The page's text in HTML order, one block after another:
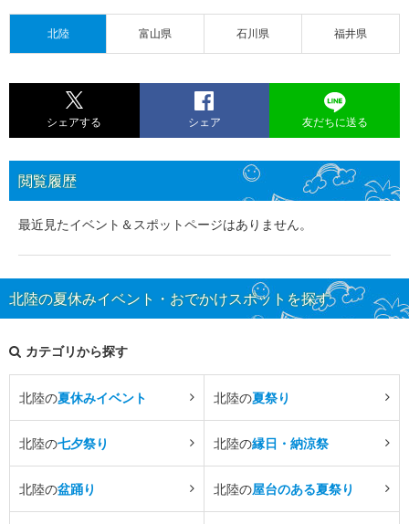
北陸 富山県 石川県 福井県
シェアする シェア 友だちに送る
閲覧履歴
最近見たイベント＆スポットページはありません。
北陸の夏休みイベント・おでかけスポットを探す
カテゴリから探す
北陸の夏休みイベント 北陸の夏祭り
北陸の七夕祭り 北陸の縁日・納涼祭
北陸の盆踊り 北陸の屋台のある夏祭り